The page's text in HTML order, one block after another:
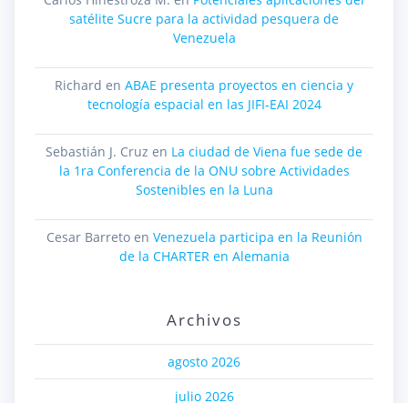
satélite Sucre para la actividad pesquera de
Venezuela
Richard en ABAE presenta proyectos en ciencia y
tecnología espacial en las JIFI-EAI 2024
Sebastián J. Cruz en La ciudad de Viena fue sede de
la 1ra Conferencia de la ONU sobre Actividades
Sostenibles en la Luna
Cesar Barretoen Venezuela participa en la Reunión
de la CHARTER en Alemania
Archivos
agosto 2026
julio 2026